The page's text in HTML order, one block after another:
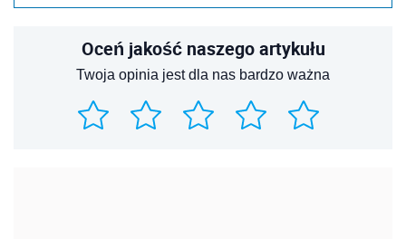
Oceń jakość naszego artykułu
Twoja opinia jest dla nas bardzo ważna